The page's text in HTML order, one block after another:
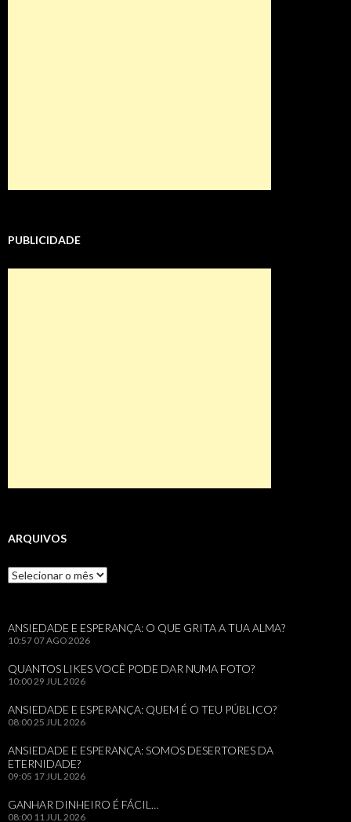
PUBLICIDADE
ARQUIVOS
Arquivos
ANSIEDADE E ESPERANÇA: O QUE GRITA A TUA ALMA?
10:57 07 AGO 2026
QUANTOS LIKES VOCÊ PODE DAR NUMA FOTO?
10:0029 JUL 2026
ANSIEDADE E ESPERANÇA: QUEM É O TEU PÚBLICO?
08:0025 JUL 2026
ANSIEDADE E ESPERANÇA: SOMOS DESERTORES DA
ETERNIDADE?
09:05 17 JUL 2026
GANHAR DINHEIRO É FÁCIL…
08:00 11 JUL 2026